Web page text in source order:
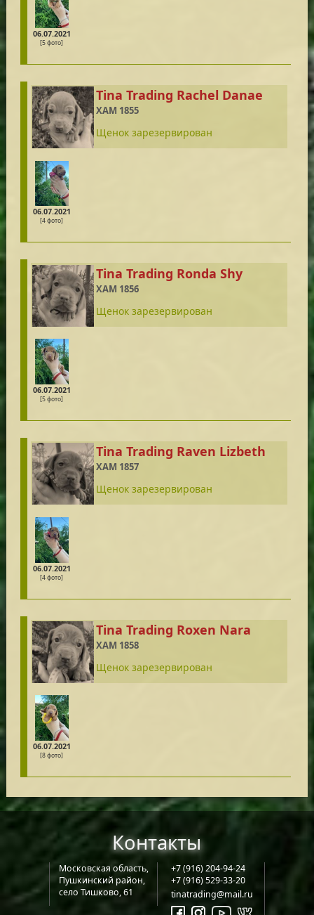
06.07.2021
[5 фото]
Tina Trading Rachel Danae
XAM 1855
Щенок зарезервирован
06.07.2021
[4 фото]
Tina Trading Ronda Shy
XAM 1856
Щенок зарезервирован
06.07.2021
[5 фото]
Tina Trading Raven Lizbeth
XAM 1857
Щенок зарезервирован
06.07.2021
[4 фото]
Tina Trading Roxen Nara
XAM 1858
Щенок зарезервирован
06.07.2021
[8 фото]
Контакты
Московская область,
Пушкинский район,
село Тишково, 61
+7 (916) 204-94-24
+7 (916) 529-33-20
tinatrading@mail.ru